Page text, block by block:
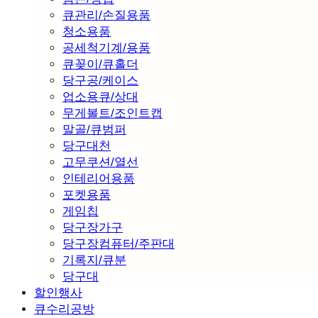
큐관리/손질용품
청소용품
공세척기계/용품
큐꽂이/큐홀더
당구공/케이스
업소용큐/상대
무게볼트/조인트캡
말골/큐범퍼
당구대천
고무쿠션/열선
인테리어용품
포켓용품
게임칩
당구장가구
당구장컴퓨터/주판대
기록지/큐분
당구대
할인행사
큐수리공방